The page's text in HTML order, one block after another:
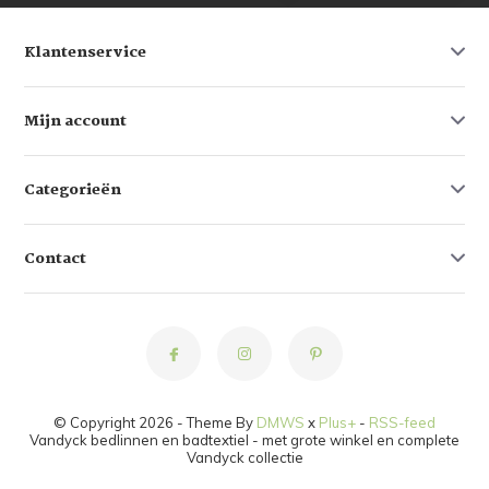
Klantenservice
Mijn account
Categorieën
Contact
© Copyright 2026 - Theme By DMWS x Plus+ - RSS-feed
Vandyck bedlinnen en badtextiel - met grote winkel en complete
Vandyck collectie